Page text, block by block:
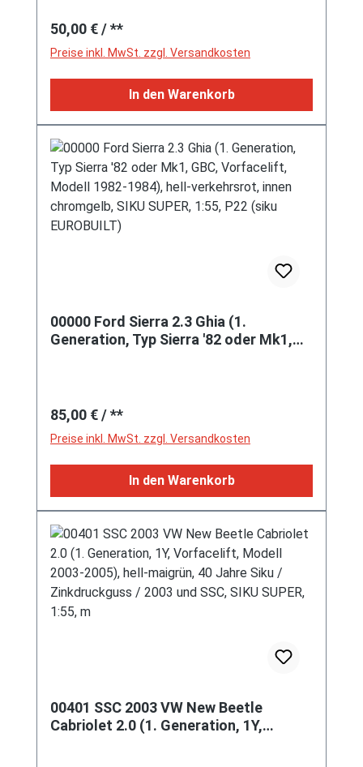
Regulärer Preis:
50,00 €/ **
Preise inkl. MwSt. zzgl. Versandkosten
In den Warenkorb
00000 Ford Sierra 2.3 Ghia (1.
Generation, Typ Sierra '82 oder Mk1,
EUROBUILT)
Regulärer Preis:
85,00 €/ **
Preise inkl. MwSt. zzgl. Versandkosten
In den Warenkorb
00401 SSC 2003 VW New Beetle
Cabriolet 2.0 (1. Generation, 1Y,